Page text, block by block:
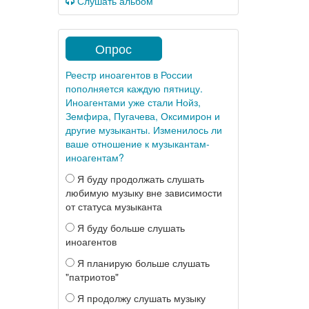
Опрос
Реестр иноагентов в России
пополняется каждую пятницу.
Иноагентами уже стали Нойз,
Земфира, Пугачева, Оксимирон и
другие музыканты. Изменилось ли
ваше отношение к музыкантам-
иноагентам?
Я буду продолжать слушать
любимую музыку вне зависимости
от статуса музыканта
Я буду больше слушать
иноагентов
Я планирую больше слушать
"патриотов"
Я продолжу слушать музыку